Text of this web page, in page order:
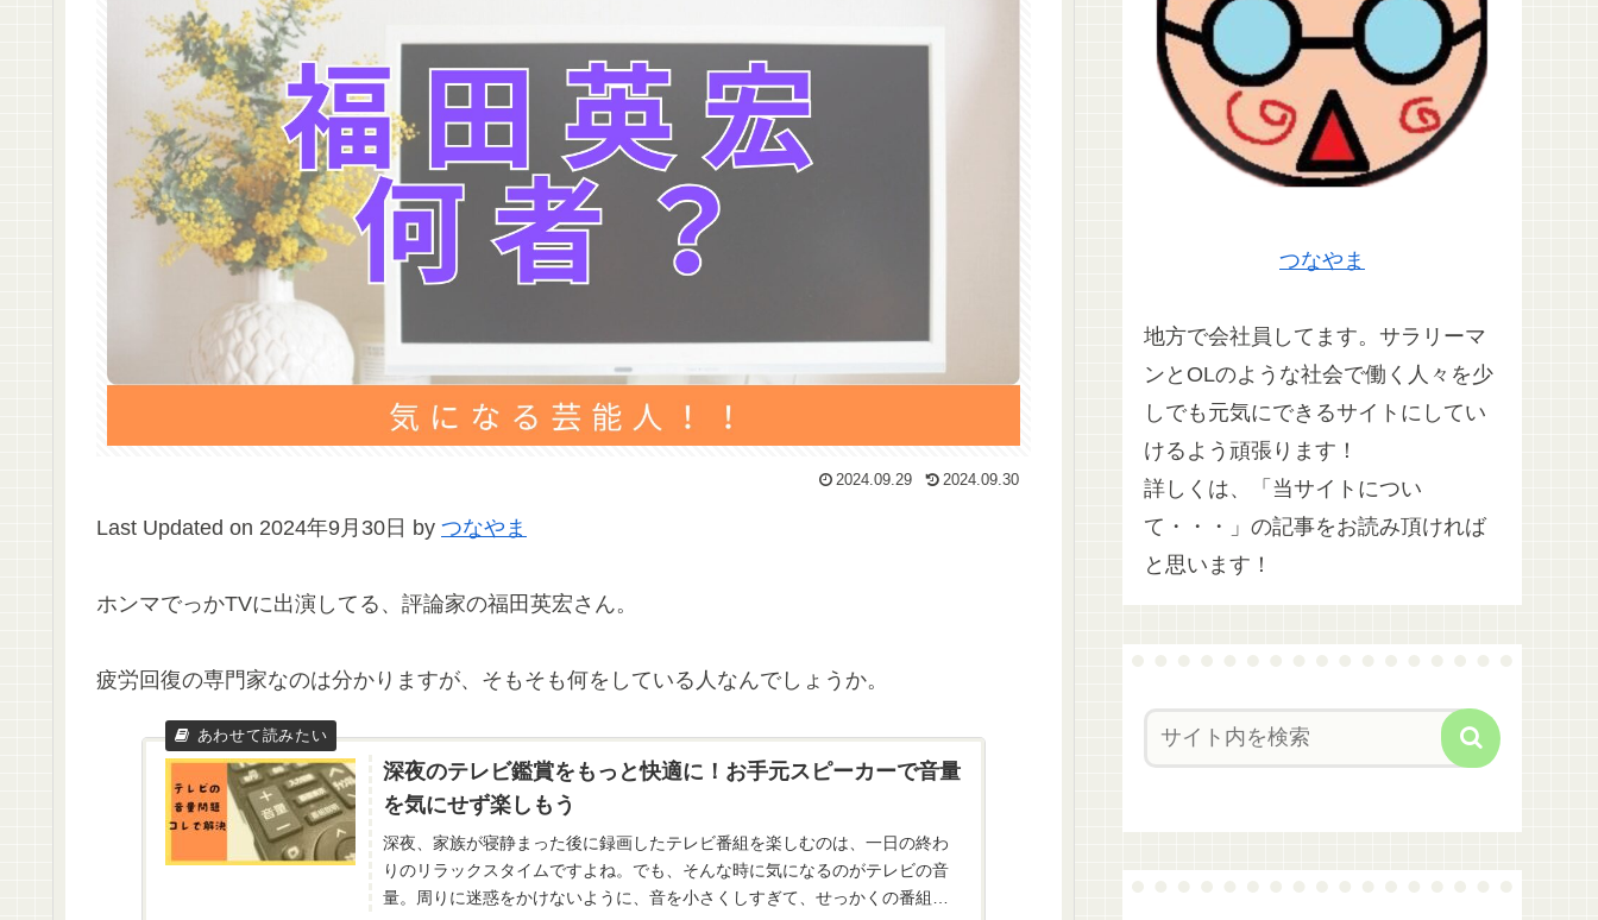
2024.09.29 2024.09.30
Last Updated on 2024年9月30日 by つなやま
ホンマでっかTVに出演してる、評論家の福田英宏さん。
疲労回復の専門家なのは分かりますが、そもそも何をしている人なんでしょうか。
深夜のテレビ鑑賞をもっと快適に！お手元スピーカーで音量
を気にせず楽しもう
深夜、家族が寝静まった後に録画したテレビ番組を楽しむのは、一日の終わ
りのリラックスタイムですよね。でも、そんな時に気になるのがテレビの音
量。周りに迷惑をかけないように、音を小さくしすぎて、せっかくの番組が
つなやま
地方で会社員してます。サラリーマ
ンとOLのような社会で働く人々を少
しでも元気にできるサイトにしてい
けるよう頑張ります！
詳しくは、「当サイトについ
て・・・」の記事をお読み頂ければ
と思います！